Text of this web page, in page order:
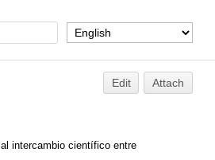
Edit Attach
intercambio científico entre